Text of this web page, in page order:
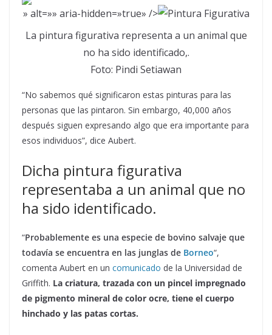
» alt=»» aria-hidden=»true» />
La pintura figurativa representa a un animal que
no ha sido identificado,.
Foto: Pindi Setiawan
“No sabemos qué significaron estas pinturas para las
personas que las pintaron. Sin embargo, 40,000 años
después siguen expresando algo que era importante para
esos individuos”, dice Aubert.
Dicha pintura figurativa
representaba a un animal que no
ha sido identificado.
“Probablemente es una especie de bovino salvaje que
todavía se encuentra en las junglas de Borneo“,
comenta Aubert en un comunicado de la Universidad de
Griffith. La criatura, trazada con un pincel impregnado
de pigmento mineral de color ocre, tiene el cuerpo
hinchado y las patas cortas.